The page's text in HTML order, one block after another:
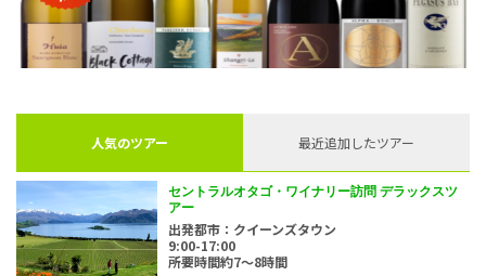
人気のツアー 最近追加したツアー
セントラルオタゴ・ワイナリー訪問 デラックスツ
アー
出発都市：クイーンズタウン
9:00-17:00
所要時間約7～8時間